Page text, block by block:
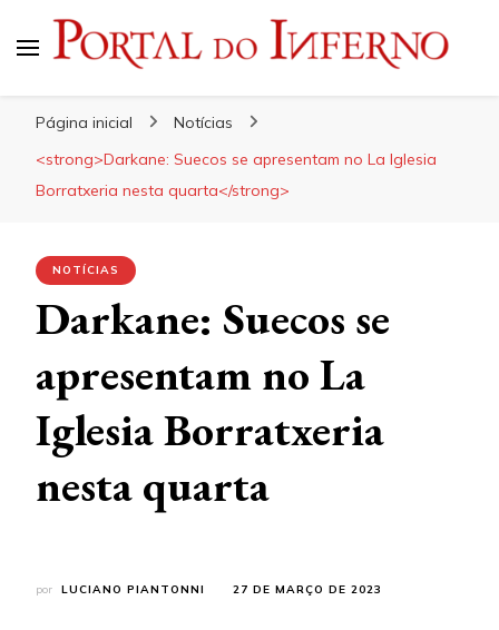
Página inicial
Notícias
<strong>Darkane: Suecos se apresentam no La Iglesia
Borratxeria nesta quarta</strong>
NOTÍCIAS
Darkane: Suecos se
apresentam no La
Iglesia Borratxeria
nesta quarta
por LUCIANO PIANTONNI 27 DE MARÇO DE 2023